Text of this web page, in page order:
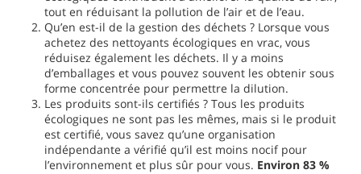
tout en réduisant la pollution de l’air et de l’eau.
Qu’en est-il de la gestion des déchets ? Lorsque vous
achetez des nettoyants écologiques en vrac, vous
réduisez également les déchets. Il y a moins
d’emballages et vous pouvez souvent les obtenir sous
forme concentrée pour permettre la dilution.
Les produits sont-ils certifiés ? Tous les produits
écologiques ne sont pas les mêmes, mais si le produit
est certifié, vous savez qu’une organisation
indépendante a vérifié qu’il est moins nocif pour
l’environnement et plus sûr pour vous. Environ 83 %